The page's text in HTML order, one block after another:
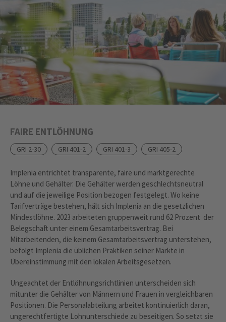
FAIRE ENTLÖHNUNG
GRI 2-30 GRI 401-2 GRI 401-3 GRI 405-2
Implenia entrichtet transparente, faire und marktgerechte
Löhne und Gehälter. Die Gehälter werden geschlechtsneutral
und auf die jeweilige Position bezogen festgelegt. Wo keine
Tarifverträge bestehen, hält sich Implenia an die gesetzlichen
Mindestlöhne. 2023 arbeiteten gruppenweit rund 62 Prozent der
Belegschaft unter einem Gesamtarbeitsvertrag. Bei
Mitarbeitenden, die keinem Gesamtarbeitsvertrag unterstehen,
befolgt Implenia die üblichen Praktiken seiner Märkte in
Übereinstimmung mit den lokalen Arbeitsgesetzen.
Ungeachtet der Entlöhnungsrichtlinien unterscheiden sich
mitunter die Gehälter von Männern und Frauen in vergleichbaren
Positionen. Die Personalabteilung arbeitet kontinuierlich daran,
ungerechtfertigte Lohnunterschiede zu beseitigen. So setzt sie